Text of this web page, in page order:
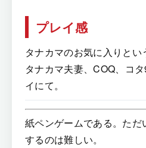
プレイ感
タナカマのお気に入りとい
タナカマ夫妻、COQ、コ
イにて。
紙ペンゲームである。ただ
するのは難しい。